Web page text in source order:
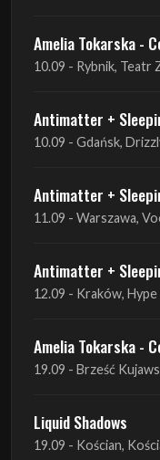
Amelia Tokarska -
10.09 - Rybnik, Teatr
Antimatter +
10.09 - Gdańsk,
Antimatter +
11.09 - Warszawa,
Antimatter +
12.09 - Kraków,
Amelia Tokarska -
19.09 - Brześć
Liquid Shadows
19.09 - Kościan,